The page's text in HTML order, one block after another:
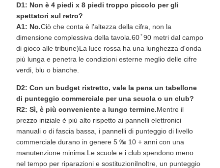
D1: Non è 4 piedi x 8 piedi troppo piccolo per gli
spettatori sul retro?
A1: No.Ciò che conta è l'altezza della cifra, non la
dimensione complessiva della tavola.60 ̊ 90 metri dal campo
di gioco alle tribune)La luce rossa ha una lunghezza d'onda
più lunga e penetra le condizioni esterne meglio delle cifre
verdi, blu o bianche.
D2: Con un budget ristretto, vale la pena un tabellone
di punteggio commerciale per una scuola o un club?
R2: Sì, è più conveniente a lungo termine.Mentre il
prezzo iniziale è più alto rispetto ai pannelli elettronici
manuali o di fascia bassa, i pannelli di punteggio di livello
commerciale durano in genere 5 ‰ 10 + anni con una
manutenzione minima.Le scuole e i club spendono meno
nel tempo per riparazioni e sostituzioniInoltre, un punteggio